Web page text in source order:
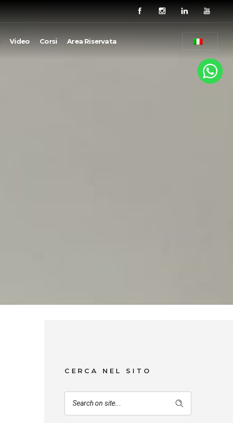
Video Corsi Area Riservata
CERCA NEL SITO